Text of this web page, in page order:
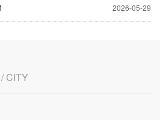
2026-05-29
/ CITY